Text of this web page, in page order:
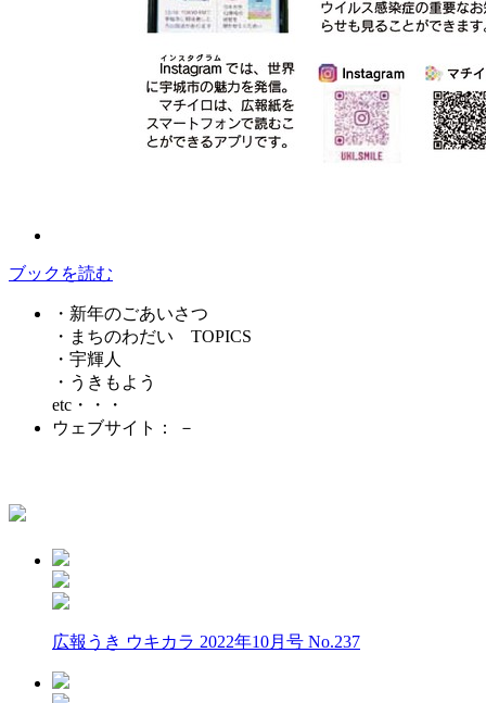
ブックを読む
・新年のごあいさつ
・まちのわだい TOPICS
・宇輝人
・うきもよう
etc・・・
ウェブサイト： －
広報うき ウキカラ 2022年10月号 No.237